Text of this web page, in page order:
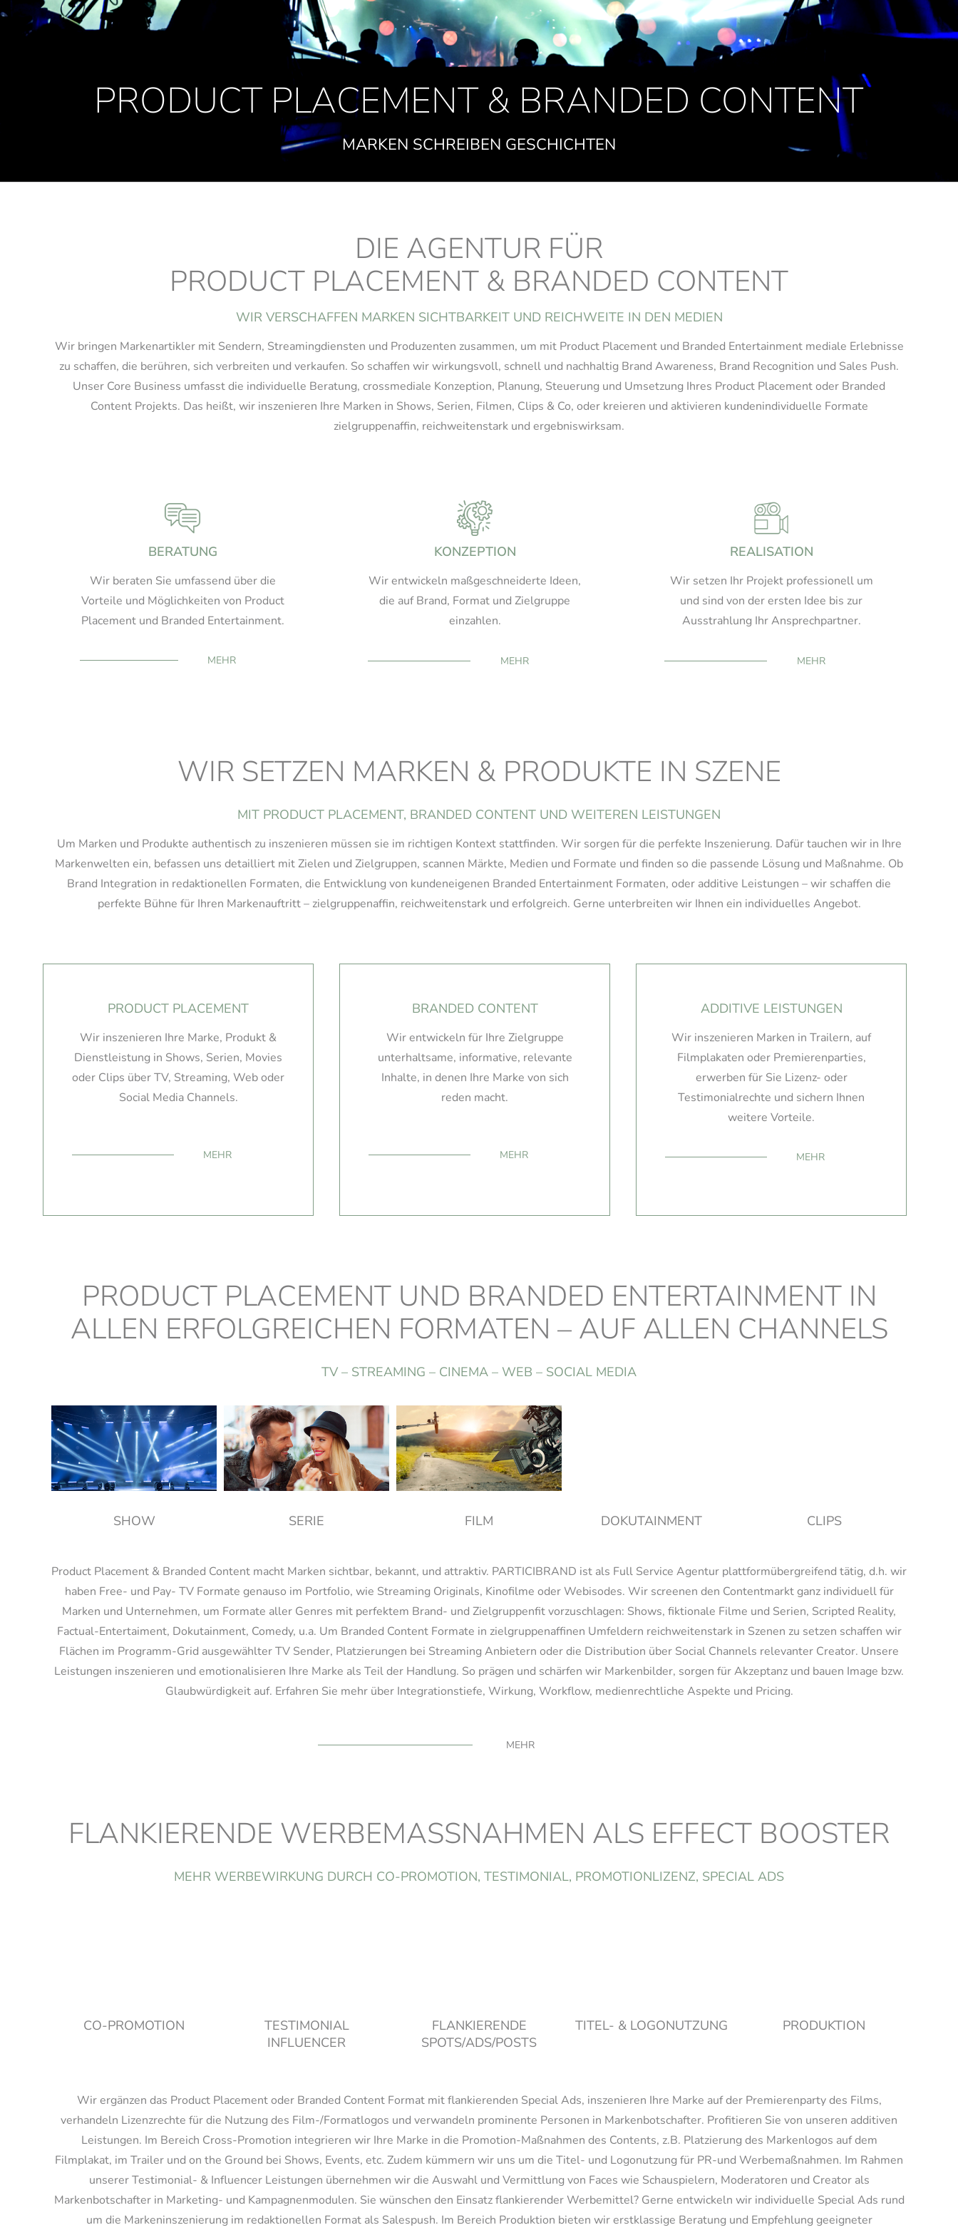
PRODUCT PLACEMENT & BRANDED CONTENT
MARKEN SCHREIBEN GESCHICHTEN
DIE AGENTUR FÜR
PRODUCT PLACEMENT & BRANDED CONTENT
WIR VERSCHAFFEN MARKEN SICHTBARKEIT UND REICHWEITE IN DEN MEDIEN
Wir bringen Markenartikler mit Sendern, Streamingdiensten und Produzenten zusammen, um mit Product Placement und Branded Entertainment mediale Erlebnisse
zu schaffen, die berühren, sich verbreiten und verkaufen. So schaffen wir wirkungsvoll, schnell und nachhaltig Brand Awareness, Brand Recognition und Sales Push.
Unser Core Business umfasst die individuelle Beratung, crossmediale Konzeption, Planung, Steuerung und Umsetzung Ihres Product Placement oder Branded
Content Projekts. Das heißt, wir inszenieren Ihre Marken in Shows, Serien, Filmen, Clips & Co, oder kreieren und aktivieren kundenindividuelle Formate
zielgruppenaffin, reichweitenstark und ergebniswirksam.
BERATUNG
Wir beraten Sie umfassend über die
Vorteile und Möglichkeiten von Product
Placement und Branded Entertainment.
MEHR
KONZEPTION
Wir entwickeln maßgeschneiderte Ideen,
die auf Brand, Format und Zielgruppe
einzahlen.
MEHR
REALISATION
Wir setzen Ihr Projekt professionell um
und sind von der ersten Idee bis zur
Ausstrahlung Ihr Ansprechpartner.
MEHR
WIR SETZEN MARKEN & PRODUKTE IN SZENE
MIT PRODUCT PLACEMENT, BRANDED CONTENT UND WEITEREN LEISTUNGEN
Um Marken und Produkte authentisch zu inszenieren müssen sie im richtigen Kontext stattfinden. Wir sorgen für die perfekte Inszenierung. Dafür tauchen wir in Ihre
Markenwelten ein, befassen uns detailliert mit Zielen und Zielgruppen, scannen Märkte, Medien und Formate und finden so die passende Lösung und Maßnahme. Ob
Brand Integration in redaktionellen Formaten, die Entwicklung von kundeneigenen Branded Entertainment Formaten, oder additive Leistungen – wir schaffen die
perfekte Bühne für Ihren Markenauftritt – zielgruppenaffin, reichweitenstark und erfolgreich. Gerne unterbreiten wir Ihnen ein individuelles Angebot.
PRODUCT PLACEMENT
Wir inszenieren Ihre Marke, Produkt &
Dienstleistung in Shows, Serien, Movies
oder Clips über TV, Streaming, Web oder
Social Media Channels.
MEHR
BRANDED CONTENT
Wir entwickeln für Ihre Zielgruppe
unterhaltsame, informative, relevante
Inhalte, in denen Ihre Marke von sich
reden macht.
MEHR
ADDITIVE LEISTUNGEN
Wir inszenieren Marken in Trailern, auf
Filmplakaten oder Premierenparties,
erwerben für Sie Lizenz- oder
Testimonialrechte und sichern Ihnen
weitere Vorteile.
MEHR
PRODUCT PLACEMENT UND BRANDED ENTERTAINMENT IN
ALLEN ERFOLGREICHEN FORMATEN – AUF ALLEN CHANNELS
TV – STREAMING – CINEMA – WEB – SOCIAL MEDIA
SHOW SERIE FILM DOKUTAINMENT CLIPS
Product Placement & Branded Content macht Marken sichtbar, bekannt, und attraktiv. PARTICIBRAND ist als Full Service Agentur plattformübergreifend tätig, d.h. wir
haben Free- und Pay- TV Formate genauso im Portfolio, wie Streaming Originals, Kinofilme oder Webisodes. Wir screenen den Contentmarkt ganz individuell für
Marken und Unternehmen, um Formate aller Genres mit perfektem Brand- und Zielgruppenfit vorzuschlagen: Shows, fiktionale Filme und Serien, Scripted Reality,
Factual-Entertaiment, Dokutainment, Comedy, u.a. Um Branded Content Formate in zielgruppenaffinen Umfeldern reichweitenstark in Szenen zu setzen schaffen wir
Flächen im Programm-Grid ausgewählter TV Sender, Platzierungen bei Streaming Anbietern oder die Distribution über Social Channels relevanter Creator. Unsere
Leistungen inszenieren und emotionalisieren Ihre Marke als Teil der Handlung. So prägen und schärfen wir Markenbilder, sorgen für Akzeptanz und bauen Image bzw.
Glaubwürdigkeit auf. Erfahren Sie mehr über Integrationstiefe, Wirkung, Workflow, medienrechtliche Aspekte und Pricing.
MEHR
FLANKIERENDE WERBEMASSNAHMEN ALS EFFECT BOOSTER
MEHR WERBEWIRKUNG DURCH CO-PROMOTION, TESTIMONIAL, PROMOTIONLIZENZ, SPECIAL ADS
CO-PROMOTION
TESTIMONIAL
INFLUENCER
FLANKIERENDE
SPOTS/ADS/POSTS
TITEL- & LOGONUTZUNG PRODUKTION
Wir ergänzen das Product Placement oder Branded Content Format mit flankierenden Special Ads, inszenieren Ihre Marke auf der Premierenparty des Films,
verhandeln Lizenzrechte für die Nutzung des Film-/Formatlogos und verwandeln prominente Personen in Markenbotschafter. Profitieren Sie von unseren additiven
Leistungen. Im Bereich Cross-Promotion integrieren wir Ihre Marke in die Promotion-Maßnahmen des Contents, z.B. Platzierung des Markenlogos auf dem
Filmplakat, im Trailer und on the Ground bei Shows, Events, etc. Zudem kümmern wir uns um die Titel- und Logonutzung für PR-und Werbemaßnahmen. Im Rahmen
unserer Testimonial- & Influencer Leistungen übernehmen wir die Auswahl und Vermittlung von Faces wie Schauspielern, Moderatoren und Creator als
Markenbotschafter in Marketing- und Kampagnenmodulen. Sie wünschen den Einsatz flankierender Werbemittel? Gerne entwickeln wir individuelle Special Ads rund
um die Markeninszenierung im redaktionellen Format als Salespush. Im Bereich Produktion bieten wir erstklassige Beratung und Empfehlung geeigneter